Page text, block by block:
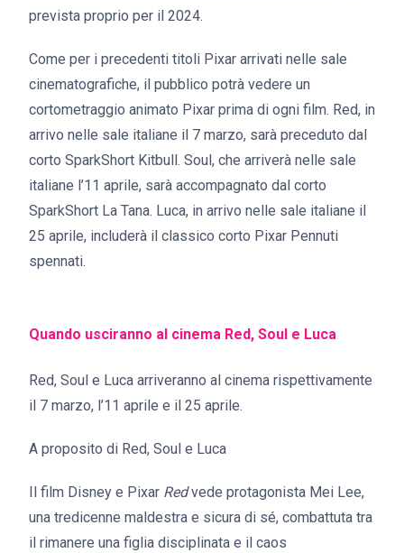
prevista proprio per il 2024.
Come per i precedenti titoli Pixar arrivati nelle sale
cinematografiche, il pubblico potrà vedere un
cortometraggio animato Pixar prima di ogni film. Red, in
arrivo nelle sale italiane il 7 marzo, sarà preceduto dal
corto SparkShort Kitbull. Soul, che arriverà nelle sale
italiane l’11 aprile, sarà accompagnato dal corto
SparkShort La Tana. Luca, in arrivo nelle sale italiane il
25 aprile, includerà il classico corto Pixar Pennuti
spennati.
Quando usciranno al cinema Red, Soul e Luca
Red, Soul e Luca arriveranno al cinema rispettivamente
il 7 marzo, l’11 aprile e il 25 aprile.
A proposito di Red, Soul e Luca
Il film Disney e Pixar Redvede protagonista Mei Lee,
una tredicenne maldestra e sicura di sé, combattuta tra
il rimanere una figlia disciplinata e il caos